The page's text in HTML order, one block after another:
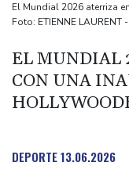
Muere el productor
Los rebeldes hutíes
ataques en una
La OMS propone
en medio de la
El Mundial 2026 aterriza
Foto: ETIENNE LAURENT
EL MUNDIAL
CON UNA
DEPORTE13.06.2026